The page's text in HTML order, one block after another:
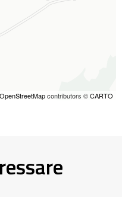
OpenStreetMapcontributors ©CARTO